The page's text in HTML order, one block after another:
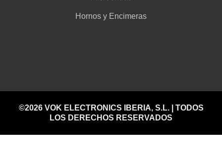
Hornos y Encimeras
©2026 VOK ELECTRONICS IBERIA, S.L. | TODOS
LOS DERECHOS RESERVADOS